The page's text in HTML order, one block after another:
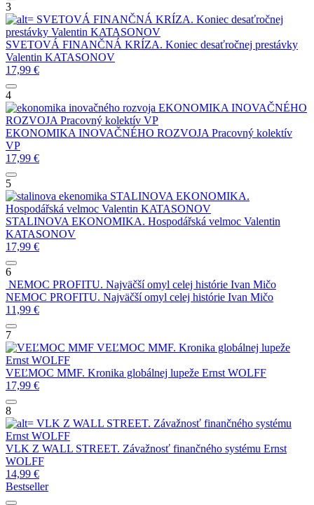
3
SVETOVÁ FINANČNÁ KRÍZA. Koniec desaťročnej
prestávky Valentin KATASONOV
SVETOVÁ FINANČNÁ KRÍZA. Koniec desaťročnej prestávky
Valentin KATASONOV
17,99 €
4
EKONOMIKA INOVAČNÉHO
ROZVOJA Pracovný kolektív VP
EKONOMIKA INOVAČNÉHO ROZVOJA Pracovný kolektív
VP
17,99 €
5
STALINOVA EKONOMIKA.
Hospodářská velmoc Valentin KATASONOV
STALINOVA EKONOMIKA. Hospodářská velmoc Valentin
KATASONOV
17,99 €
6
NEMOC PROFITU. Najväčší omyl celej histórie Ivan Mičo
NEMOC PROFITU. Najväčší omyl celej histórie Ivan Mičo
11,99 €
7
VEĽMOC MMF. Kronika globálnej lupeže
Ernst WOLFF
VEĽMOC MMF. Kronika globálnej lupeže Ernst WOLFF
17,99 €
8
VLK Z WALL STREET. Závažnosť finančného systému
Ernst WOLFF
VLK Z WALL STREET. Závažnosť finančného systému Ernst
WOLFF
14,99 €
Bestseller